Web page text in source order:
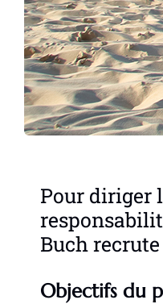
Pour diriger
Buch
Objectifs du